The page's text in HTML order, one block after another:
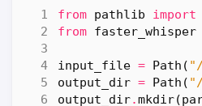
from pathlib import
from faster_whisper
input_file = Path (
output_dir = Path (
output_dir.mkdir(